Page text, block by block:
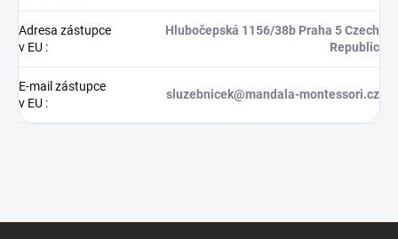
Adresa zástupce
v EU :
Hlubočepská 1156/38b Praha 5 Czech
Republic
E-mail zástupce
v EU :
sluzebnicek@mandala-montessori.cz